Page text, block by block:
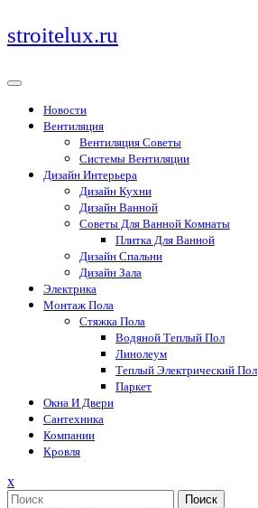
Перейти
к
stroitelux.ru
Новости
Вентиляция
Вентиляция Советы
Системы Вентиляции
Дизайн Интерьера
Дизайн Кухни
Дизайн Ванной
Советы Для Ванной Комнаты
Плитка Для Ванной
Дизайн Спальни
Дизайн Зала
Электрика
Монтаж Пола
Стяжка Пола
Водяной Теплый Пол
Линолеум
Теплый Электрический Пол
Паркет
Окна И Двери
Сантехника
Компании
Кровля
xЗакрыть
меню
Поиск